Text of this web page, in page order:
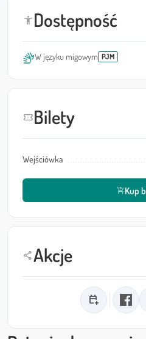
accessibility_newDostępność
sign_languageW języku migowym PJM
confirmation_numberBilety
Wejściówka
shopping_cart_checkoutKup
shareAkcje
calendar_add_on